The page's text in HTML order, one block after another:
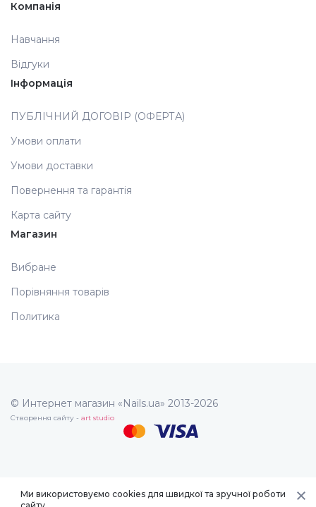
Компанія
Навчання
Відгуки
Інформація
ПУБЛІЧНИЙ ДОГОВІР (ОФЕРТА)
Умови оплати
Умови доставки
Повернення та гарантія
Карта сайту
Магазин
Вибране
Порівняння товарів
Политика
© Интернет магазин «Nails.ua» 2013-2026
Створення сайту - art studio
Ми використовуємо cookies для швидкої та зручної роботи